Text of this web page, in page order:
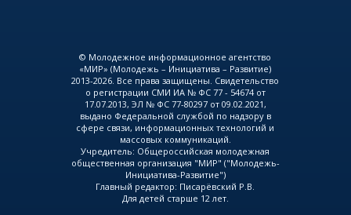
© Молодежное информационное агентство
«МИР» (Молодежь – Инициатива – Развитие)
2013-2026. Все права защищены. Свидетельство
о регистрации СМИ ИА № ФС 77 - 54674 от
17.07.2013, ЭЛ № ФС 77-80297 от 09.02.2021,
выдано Федеральной службой по надзору в
сфере связи, информационных технологий и
массовых коммуникаций.
Учредитель: Общероссийская молодежная
общественная организация "МИР" ("Молодежь-
Инициатива-Развитие")
Главный редактор: Писарёвский Р.В.
Для детей старше 12 лет.